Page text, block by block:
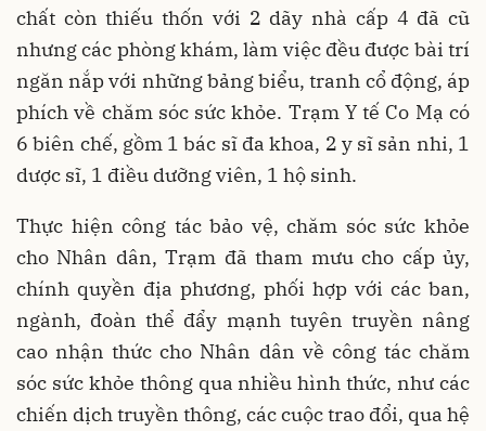
chất còn thiếu thốn với 2 dãy nhà cấp 4 đã cũ
nhưng các phòng khám, làm việc đều được bài trí
ngăn nắp với những bảng biểu, tranh cổ động, áp
phích về chăm sóc sức khỏe. Trạm Y tế Co Mạ có
6 biên chế, gồm 1 bác sĩ đa khoa, 2 y sĩ sản nhi, 1
dược sĩ, 1 điều dưỡng viên, 1 hộ sinh.
Thực hiện công tác bảo vệ, chăm sóc sức khỏe
cho Nhân dân, Trạm đã tham mưu cho cấp ủy,
chính quyền địa phương, phối hợp với các ban,
ngành, đoàn thể đẩy mạnh tuyên truyền nâng
cao nhận thức cho Nhân dân về công tác chăm
sóc sức khỏe thông qua nhiều hình thức, như các
chiến dịch truyền thông, các cuộc trao đổi, qua hệ